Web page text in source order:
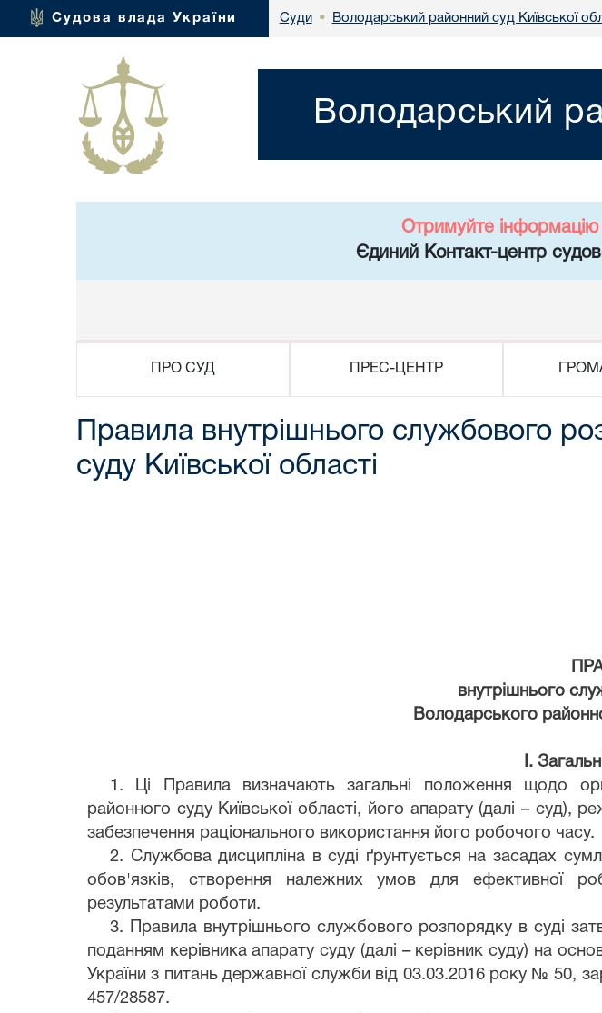
Судова влада України Суди • Володарський районний суд Київської
Володарський
Отримуйте
Єдиний Контакт-центр
ПРО СУД ПРЕС-ЦЕНТР
Правила внутрішнього службового
суду Київської області
внутрішнього
Володарського
І.
1. Ці Правила визначають загальні положення щодо
районного суду Київської області, його апарату (далі –
забезпечення раціонального використання його робочого часу.
2. Службова дисципліна в суді ґрунтується на засадах
обов'язків, створення належних умов для ефективної
результатами роботи.
3. Правила внутрішнього службового розпорядку в суді
поданням керівника апарату суду (далі – керівник суду) на
України з питань державної служби від 03.03.2016 року № 50,
457/28587.